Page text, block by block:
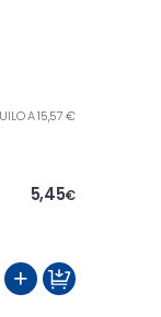
A 15,57 €
5,45€
+